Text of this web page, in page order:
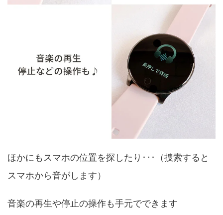
ほかにもスマホの位置を探したり･･･（捜索すると
スマホから音がします）
音楽の再生や停止の操作も手元でできます